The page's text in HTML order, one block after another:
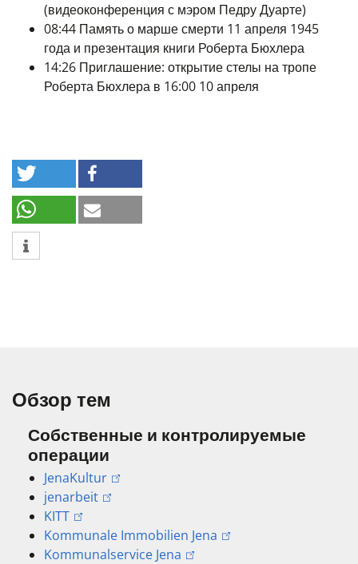
(видеоконференция с мэром Педру Дуарте)
08:44 Память о марше смерти 11 апреля 1945
года и презентация книги Роберта Бюхлера
14:26 Приглашение: открытие стелы на тропе
Роберта Бюхлера в 16:00 10 апреля
Обзор тем
Собственные и контролируемые
операции
JenaKultur
jenarbeit
KITT
Kommunale Immobilien Jena
Kommunalservice Jena